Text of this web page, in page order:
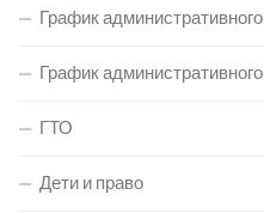
График
График
ГТО
Дети и право